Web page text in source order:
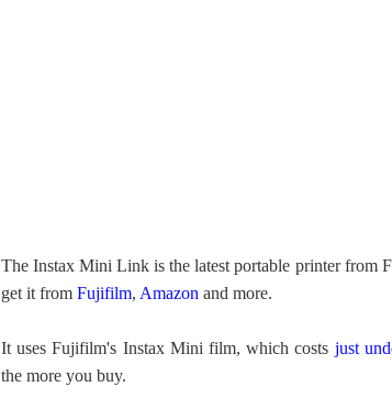
The Instax Mini Link is the latest portable printer from
get it from Fujifilm, Amazon and more.
It uses Fujifilm's Instax Mini film, which costs just
the more you buy.